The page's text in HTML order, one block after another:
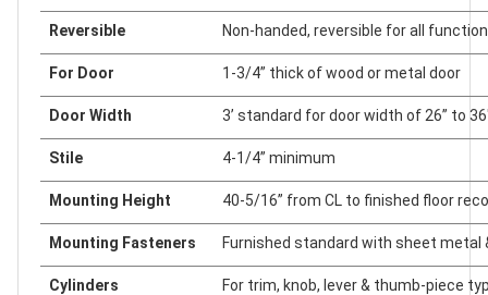
Reversible Non-handed, reversible for all
For Door 1-3/4” thick of wood or metal door
Door Width 3’ standard for door width of 26” to
Stile 4-1/4” minimum
Mounting Height 40-5/16” from CL to finished floor
Mounting Fasteners Furnished standard with sheet metal
Cylinders For trim, knob, lever & thumb-piece